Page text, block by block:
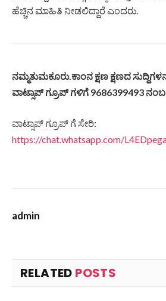
ಹೆಚ್ಚಿನ ಮಾಹಿತಿ ನೀಡಲಿದ್ದಾರೆ ಎಂದರು.
ನಮ್ಮತುಮಕೂರು.ಕಾಂನ ಕ್ಷಣ ಕ್ಷಣದ
ವಾಟ್ಸಾಪ್ ಗ್ರೂಪ್ ಗಳಿಗೆ 9686399493
ವಾಟ್ಸಾಪ್ ಗ್ರೂಪ್ ಗೆ ಸೇರಿ:
https://chat.whatsapp.com/
admin
RELATED POSTS